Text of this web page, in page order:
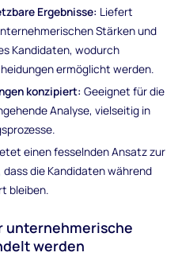
Ergebnisse: Liefert
Stärken und
Kandidaten, wodurch
ermöglicht werden.
konzipiert: Geeignet für die
Analyse, vielseitig in
einen fesselnden Ansatz zur
die Kandidaten während
bleiben.
unternehmerische
werden